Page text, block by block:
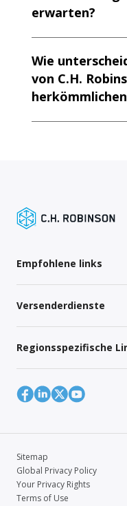
erwarten?
Wie
von C.H.
Empfohlene links
Versenderdienste
Regionsspezifische
Sitemap
Global Privacy Policy
Your Privacy Rights
Terms of Use